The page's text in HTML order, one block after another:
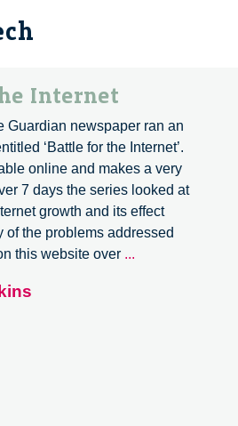
Internet
Guardian newspaper ran an
‘Battle for the Internet’.
online and makes a very
7 days the series looked at
growth and its effect
of the problems addressed
this website over ...